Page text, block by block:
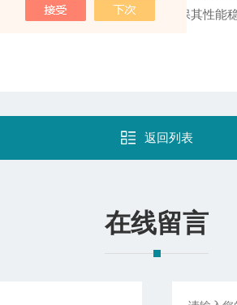
品进行干燥和冷却处理，以确保其性能稳
返回列表
在线留言